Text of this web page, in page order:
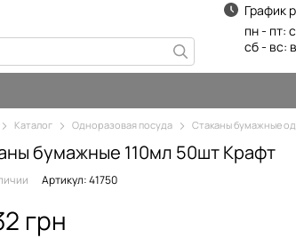
График
пн - пт:
сб - вс:
Каталог Одноразовая посуда Стаканы бумажные
бумажные 110мл 50шт Крафт
Артикул: 41750
грн